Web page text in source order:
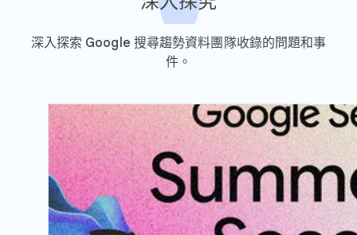
深入探索 Google 搜尋趨勢資料團隊收錄的問題和事
件。